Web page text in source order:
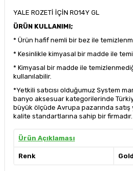
YALE ROZETİ İÇİN RO14Y GL
ÜRÜN KULLANIMI;
* Ürün hafif nemli bir bez ile
* Kesinlikle kimyasal bir madde ile
* Kimyasal bir madde ile
kullanılabilir.
*Yetkili satıcısı olduğumuz System
banyo aksesuar kategorilerinde
büyük ölçüde Avrupa pazarında
kalite standartlarına sahip bir firmadır.
Ürün Açıklaması
Renk